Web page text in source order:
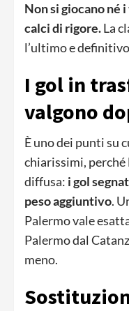
Non si giocano né
calci di rigore.La
l’ultimo e
I gol in
valgono
È uno dei punti su
chiarissimi, perché
diffusa: i gol
peso aggiuntivo.
Palermo vale
Palermo dal
meno.